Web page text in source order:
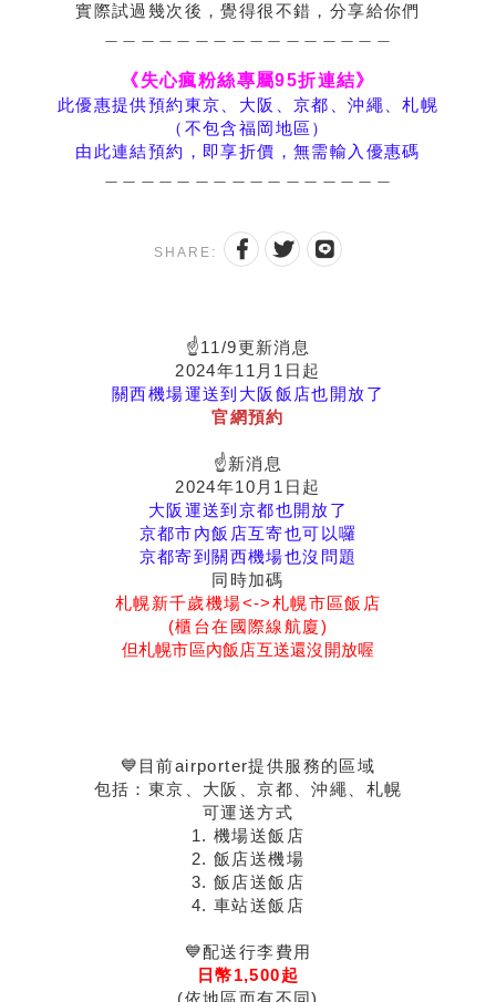
實際試過幾次後，覺得很不錯，分享給你們
《失心瘋粉絲專屬95折連結》
此優惠提供預約東京、大阪、京都、沖繩、札幌
（不包含福岡地區）
由此連結預約，即享折價，無需輸入優惠碼
SHARE:
☝11/9更新消息
2024年11月1日起
關西機場運送到大阪飯店也開放了
官網預約
☝新消息
2024年10月1日起
大阪運送到京都也開放了
京都市內飯店互寄也可以囉
京都寄到關西機場也沒問題
同時加碼
札幌新千歲機場<->札幌市區飯店
(櫃台在國際線航廈)
但札幌市區內飯店互送還沒開放喔
💙目前airporter提供服務的區域
包括：東京、大阪、京都、沖繩、札幌
可運送方式
1. 機場送飯店
2. 飯店送機場
3. 飯店送飯店
4. 車站送飯店
💙配送行李費用
日幣1,500起